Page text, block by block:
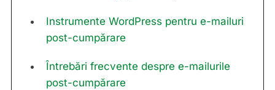
Instrumente WordPress pentru e-mailuri
post-cumpărare
Întrebări frecvente despre e-mailurile
post-cumpărare